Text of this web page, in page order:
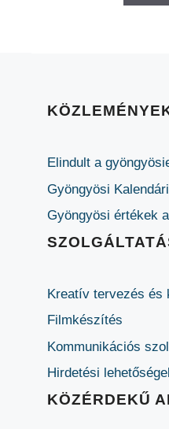
Elindult a
Gyöngyösi
Gyöngyösi értékek
Kreatív tervezés és
Filmkészítés
Kommunikációs
Hirdetési
KÖZÉRDEKŰ